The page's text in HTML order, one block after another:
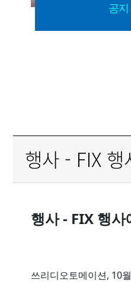
공
행사 - FIX 행
행사 - FIX 행사
쓰리디오토메이션, 10